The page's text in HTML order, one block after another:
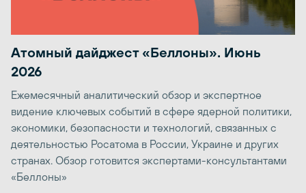
Атомный дайджест «Беллоны». Июнь
2026
Ежемесячный аналитический обзор и экспертное
видение ключевых событий в сфере ядерной политики,
экономики, безопасности и технологий, связанных с
деятельностью Росатома в России, Украине и других
странах. Обзор готовится экспертами-консультантами
«Беллоны»